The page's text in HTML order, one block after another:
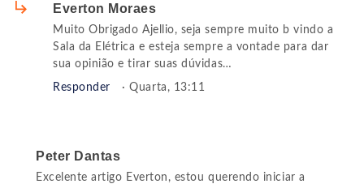
Everton Moraes
Muito Obrigado Ajellio, seja sempre muito b vindo a
Sala da Elétrica e esteja sempre a vontade para dar
sua opinião e tirar suas dúvidas…
Responder · Quarta, 13:11
Peter Dantas
Excelente artigo Everton, estou querendo iniciar a